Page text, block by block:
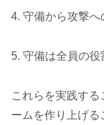
4. 守備から攻撃へ
5. 守備は全員の役
これらを実践す
ームを作り上げる